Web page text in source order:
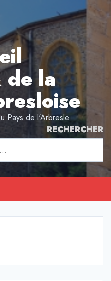
de la
Pays de l'Arbresle.
RECHERCHER